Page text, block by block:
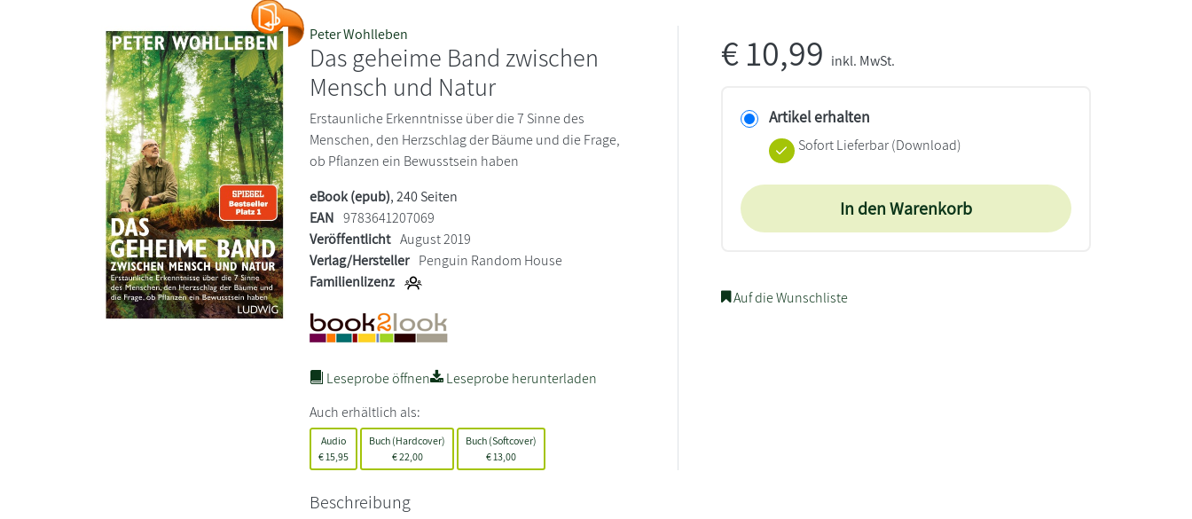
Peter Wohlleben
Das geheime Band zwischen
Mensch und Natur
Erstaunliche Erkenntnisse über die 7 Sinne des
Menschen, den Herzschlag der Bäume und die Frage,
ob Pflanzen ein Bewusstsein haben
eBook (epub), 240 Seiten
EAN 9783641207069
Veröffentlicht August 2019
Verlag/Hersteller Penguin Random House
Familienlizenz
Leseprobe öffnen
Leseprobe herunterladen
Auch erhältlich als:
Audio
€ 15,95
Buch (Hardcover)
€22,00
Buch (Softcover)
€ 13,00
€10,99 inkl. MwSt.
Artikel erhalten
Sofort Lieferbar (Download)
In den Warenkorb
Auf die Wunschliste
Beschreibung